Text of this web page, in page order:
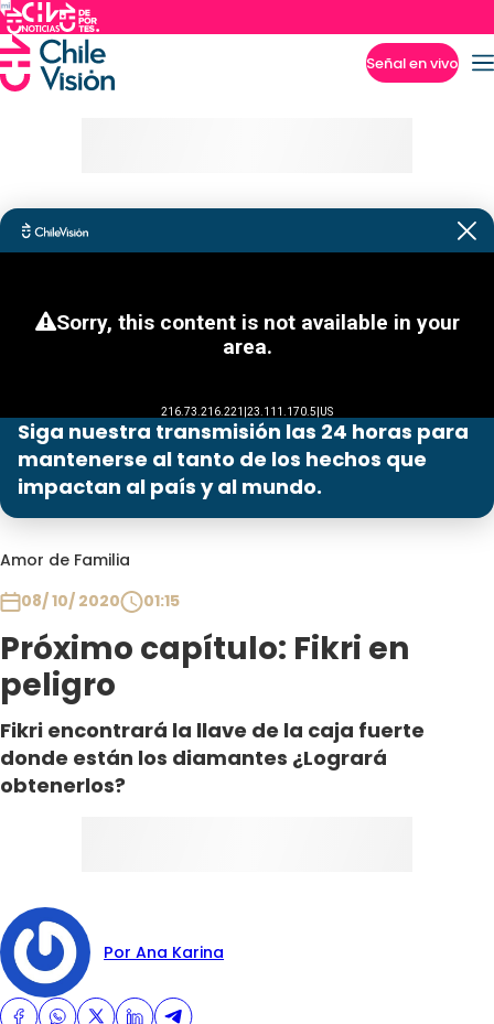
Señal en vivo
Siga nuestra transmisión las 24 horas para
mantenerse al tanto de los hechos que
impactan al país y al mundo.
Amor de Familia
08/ 10/ 2020
01:15
Próximo capítulo: Fikri en
peligro
Fikri encontrará la llave de la caja fuerte
donde están los diamantes ¿Logrará
obtenerlos?
Por Ana Karina
Programas
Club De La Comedia
Contigo en Directo
Plan Perfecto
El Tiempo
Sabingo
Todos Los Programas